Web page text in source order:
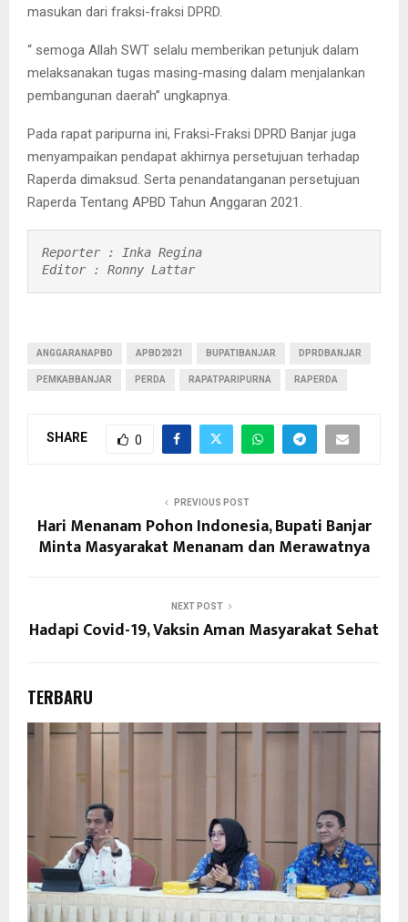
masukan dari fraksi-fraksi DPRD.
“ semoga Allah SWT selalu memberikan petunjuk dalam
melaksanakan tugas masing-masing dalam menjalankan
pembangunan daerah” ungkapnya.
Pada rapat paripurna ini, Fraksi-Fraksi DPRD Banjar juga
menyampaikan pendapat akhirnya persetujuan terhadap
Raperda dimaksud. Serta penandatanganan persetujuan
Raperda Tentang APBD Tahun Anggaran 2021.
Reporter : Inka Regina
Editor : Ronny Lattar
ANGGARANAPBD APBD2021 BUPATIBANJAR DPRDBANJAR
PEMKABBANJAR PERDA RAPATPARIPURNA RAPERDA
SHARE 0
PREVIOUS POST
Hari Menanam Pohon Indonesia, Bupati Banjar
Minta Masyarakat Menanam dan Merawatnya
NEXT POST
Hadapi Covid-19, Vaksin Aman Masyarakat Sehat
TERBARU